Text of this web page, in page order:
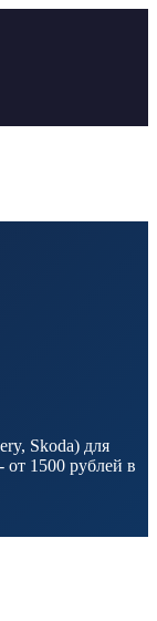
Skoda) для
1500 рублей в